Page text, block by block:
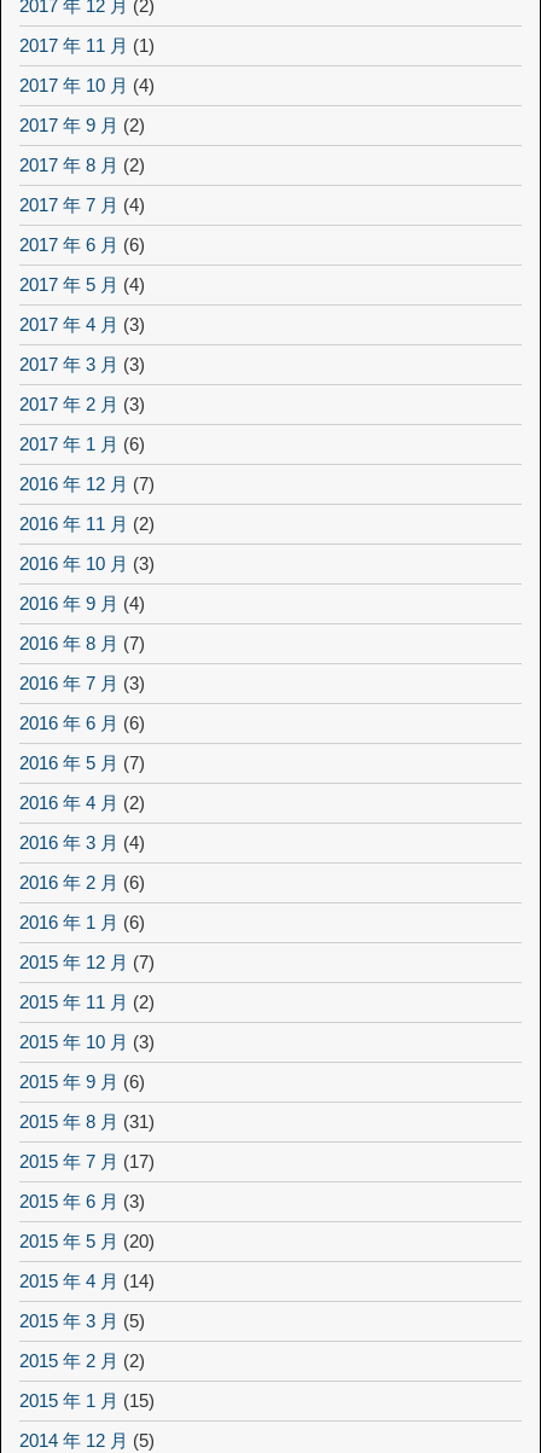
2017 年 12 月 (2)
2017 年 11 月 (1)
2017 年 10 月 (4)
2017 年 9 月 (2)
2017 年 8 月 (2)
2017 年 7 月 (4)
2017 年 6 月 (6)
2017 年 5 月 (4)
2017 年 4 月 (3)
2017 年 3 月 (3)
2017 年 2 月 (3)
2017 年 1 月 (6)
2016 年 12 月 (7)
2016 年 11 月 (2)
2016 年 10 月 (3)
2016 年 9 月 (4)
2016 年 8 月 (7)
2016 年 7 月 (3)
2016 年 6 月 (6)
2016 年 5 月 (7)
2016 年 4 月 (2)
2016 年 3 月 (4)
2016 年 2 月 (6)
2016 年 1 月 (6)
2015 年 12 月 (7)
2015 年 11 月 (2)
2015 年 10 月 (3)
2015 年 9 月 (6)
2015 年 8 月 (31)
2015 年 7 月 (17)
2015 年 6 月 (3)
2015 年 5 月 (20)
2015 年 4 月 (14)
2015 年 3 月 (5)
2015 年 2 月 (2)
2015 年 1 月 (15)
2014 年 12 月 (5)